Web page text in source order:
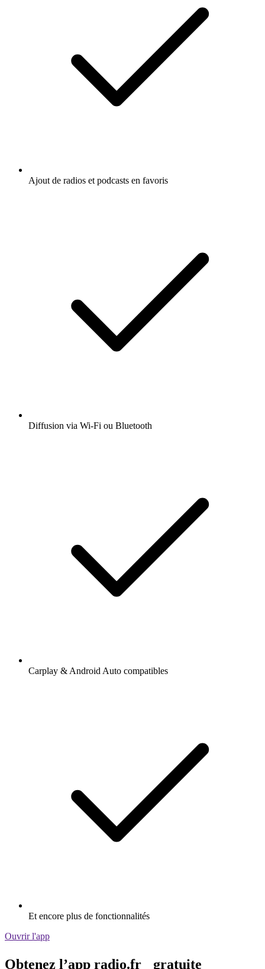
Ajout de radios et podcasts en favoris
Diffusion via Wi-Fi ou Bluetooth
Carplay & Android Auto compatibles
Et encore plus de fonctionnalités
Ouvrir l'app
Obtenez l’app radio.fr gratuite